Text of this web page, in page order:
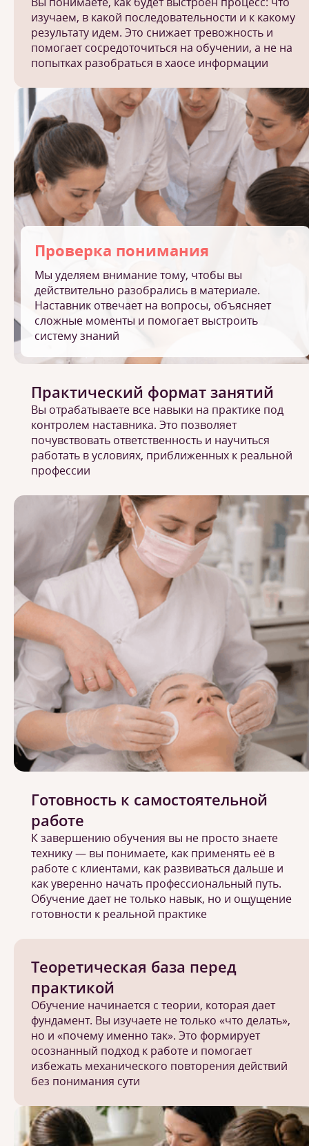
изучаем, в какой последовательности и к какому
результату идем. Это снижает тревожность и
помогает сосредоточиться на обучении, а не на
попытках разобраться в хаосе информации
Проверка понимания
Мы уделяем внимание тому, чтобы вы
действительно разобрались в материале.
Наставник отвечает на вопросы, объясняет
сложные моменты и помогает выстроить
систему знаний
Теоретическая база перед
практикой
Обучение начинается с теории, которая дает
фундамент. Вы изучаете не только «что делать»,
но и «почему именно так». Это формирует
осознанный подход к работе и помогает
избежать механического повторения действий
без понимания сути
Практический формат занятий
Вы отрабатываете все навыки на практике под
контролем наставника. Это позволяет
почувствовать ответственность и научиться
работать в условиях, приближенных к реальной
профессии
Готовность к самостоятельной
работе
К завершению обучения вы не просто знаете
технику — вы понимаете, как применять её в
работе с клиентами, как развиваться дальше и
как уверенно начать профессиональный путь.
Обучение дает не только навык, но и ощущение
готовности к реальной практике